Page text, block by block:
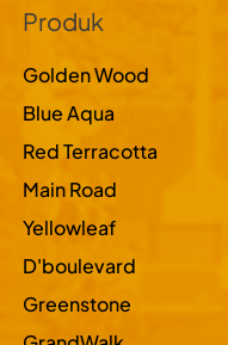
Produk
Golden Wood
Blue Aqua
Red Terracotta
Main Road
Yellowleaf
D'boulevard
Greenstone